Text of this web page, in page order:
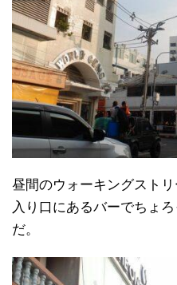
昼間のウォーキングストリ
入り口にあるバーでちょ
だ。